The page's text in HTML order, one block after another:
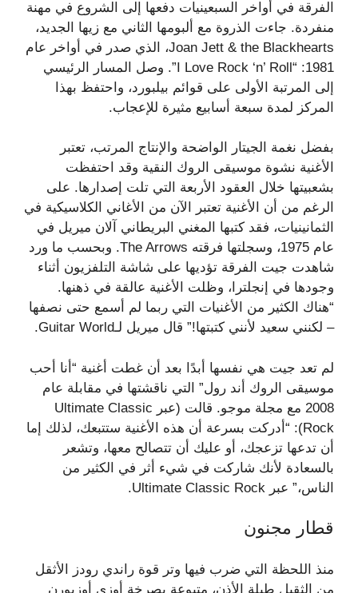
الفرقة في أواخر السبعينيات دفعها إلى الشروع في مهنة
منفردة. جاءت الذروة مع ألبومها الثاني مع زيها الجديد،
Joan Jett & the Blackhearts، الذي صدر في أواخر عام
1981: “I Love Rock ‘n’ Roll”. وصل المسار الرئيسي
إلى المرتبة الأولى على قوائم بيلبورد، واحتفظ بهذا
المركز لمدة سبعة أسابيع مثيرة للإعجاب.
بفضل نغمة الجيتار الواضحة والإنتاج المرتب، تعتبر
الأغنية نشوة موسيقى الروك النقية وقد احتفظت
بشعبيتها خلال العقود الأربعة التي تلت إصدارها. على
الرغم من أن الأغنية تعتبر الآن من الأغاني الكلاسيكية في
الثمانينيات، فقد كتبها المغني البريطاني آلان ميريل في
عام 1975، وسجلتها فرقته The Arrows. وبحسب ما ورد
شاهدت جيت الفرقة تؤديها على شاشة التلفزيون أثناء
وجودها في إنجلترا، وظلت الأغنية عالقة في ذهنها.
“هناك الكثير من الأغنيات التي ربما لم أسمع حتى نصفها
– لكنني سعيد لأنني كتبتها!” قال ميريل لـGuitar World.
لم تعد جيت هي نفسها أبدًا بعد أن غطت أغنية “أنا أحب
موسيقى الروك أند رول” التي ناقشتها في مقابلة عام
2008 مع مجلة موجو. قالت (عبر Ultimate Classic
Rock): “أدركت بسرعة أن هذه الأغنية ستتبعك، لذلك إما
أن تدعها تزعجك، أو عليك أن تتصالح معها، وتشعر
بالسعادة لأنك شاركت في شيء أثر في الكثير من
الناس،” عبر Ultimate Classic Rock.
قطار مجنون
منذ اللحظة التي ضرب فيها وتر قوة راندي رودز الأثقل
من الثقيل طبلة الأذن، متبوعة بصرخة أوزي أوزبورن